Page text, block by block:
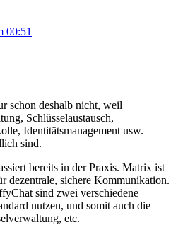
00:51
schon deshalb nicht, weil
Schlüsselaustausch,
Identitätsmanagement usw.
sind.
bereits in der Praxis. Matrix ist
dezentrale, sichere Kommunikation.
sind zwei verschiedene
nutzen, und somit auch die
etc.